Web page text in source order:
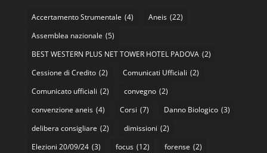
Accertamento Strumentale (4) Aneis (22)
Assemblea nazionale (5)
BEST WESTERN PLUS NET TOWER HOTEL PADOVA (2)
Cessione di Credito (2) Comunicati Ufficiali (2)
Comunicato ufficiali (2) convegno (2)
convenzione aneis (4) Corsi (7) Danno Biologico (3)
delibera consigliare (2) dimissioni (2)
Elezioni 20/09/24 (3) focus (12) forense (2)